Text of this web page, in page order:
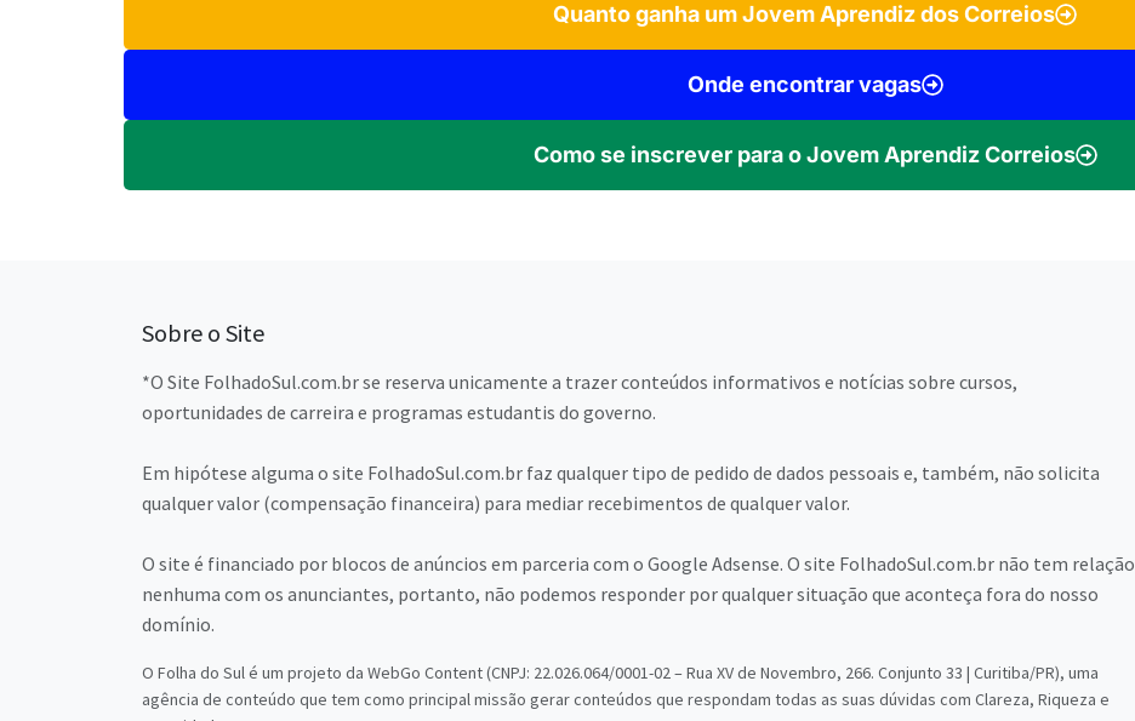
Quanto ganha um Jovem Aprendiz dos Correios
Onde encontrar vagas
Como se inscrever para o Jovem Aprendiz Correios
Sobre o Site
*O Site FolhadoSul.com.br se reserva unicamente a trazer conteúdos informativos e notícias sobre cursos,
oportunidades de carreira e programas estudantis do governo.
Em hipótese alguma o site FolhadoSul.com.br faz qualquer tipo de pedido de dados pessoais e, também, não solicita
qualquer valor (compensação financeira) para mediar recebimentos de qualquer valor.
O site é financiado por blocos de anúncios em parceria com o Google Adsense. O site FolhadoSul.com.br não tem relação
nenhuma com os anunciantes, portanto, não podemos responder por qualquer situação que aconteça fora do nosso
domínio.
O Folha do Sul é um projeto da WebGo Content (CNPJ: 22.026.064/0001-02 – Rua XV de Novembro, 266. Conjunto 33 | Curitiba/PR), uma
agência de conteúdo que tem como principal missão gerar conteúdos que respondam todas as suas dúvidas com Clareza, Riqueza e